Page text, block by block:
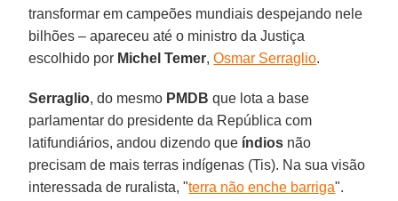
transformar em campeões mundiais despejando nele
bilhões – apareceu até o ministro da Justiça
escolhido por Michel Temer,Osmar Serraglio.
Serraglio, do mesmo PMDB que lota a base
parlamentar do presidente da República com
latifundiários, andou dizendo que índios não
precisam de mais terras indígenas (Tis). Na sua visão
interessada de ruralista, "terra não enche barriga".